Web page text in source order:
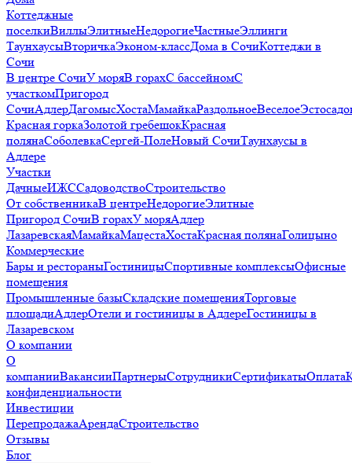
Коттеджные
поселкиВиллыЭлитныеНедорогиеЧастныеЭллинги
ТаунхаусыВторичкаЭконом-классДома в СочиКоттеджи в
Сочи
В центре СочиУ моряВ горахС бассейномС
участкомПригород
СочиАдлерДагомысХостаМамайкаРаздольноеВеселое
Красная горкаЗолотой гребешокКрасная
полянаСоболевкаСергей-ПолеНовый СочиТаунхаусы в
Адлере
Участки
ДачныеИЖССадоводствоСтроительство
От собственникаВ центреНедорогиеЭлитные
Пригород СочиВ горахУ моряАдлер
ЛазаревскаяМамайкаМацестаХостаКрасная полянаГолицыно
Коммерческие
Бары и рестораныГостиницыСпортивные комплексыОфисные
помещения
Промышленные базыСкладские помещенияТорговые
площадиАдлерОтели и гостиницы в АдлереГостиницы в
Лазаревском
О компании
О
компанииВакансииПартнерыСотрудникиСертификатыОплата
конфиденциальности
Инвестиции
ПерепродажаАрендаСтроительство
Отзывы
Блог